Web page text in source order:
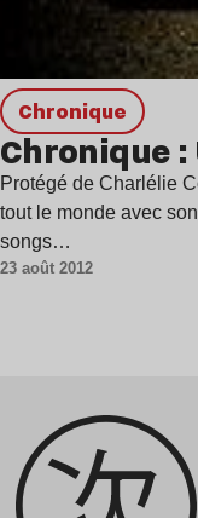
chronique
Chronique :
Protégé de Charlélie
tout le monde avec
songs…
23 août 2012